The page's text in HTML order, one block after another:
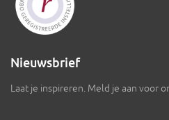
Nieuwsbrief
Laat je inspireren. Meld je aan voor